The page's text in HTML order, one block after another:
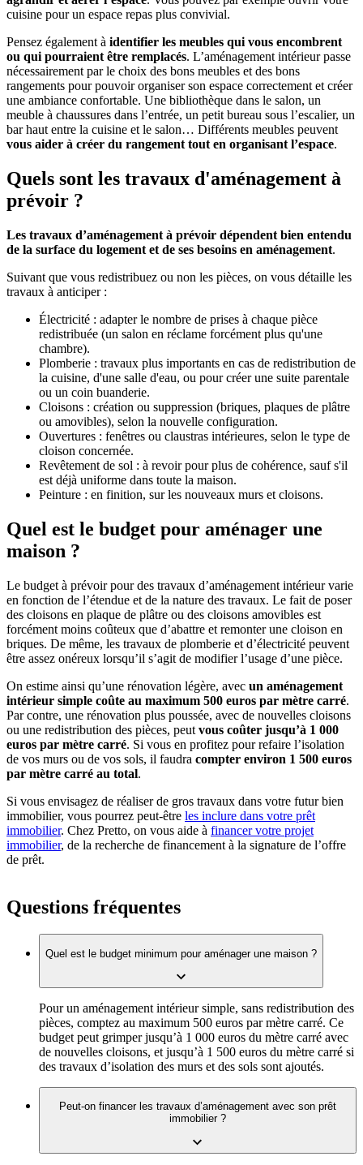
cuisine pour un espace repas plus convivial.
Pensez également à identifier les meubles qui vous encombrent
ou qui pourraient être remplacés. L’aménagement intérieur passe
nécessairement par le choix des bons meubles et des bons
rangements pour pouvoir organiser son espace correctement et créer
une ambiance confortable. Une bibliothèque dans le salon, un
meuble à chaussures dans l’entrée, un petit bureau sous l’escalier, un
bar haut entre la cuisine et le salon… Différents meubles peuvent
vous aider à créer du rangement tout en organisant l’espace.
Quels sont les travaux d'aménagement à
prévoir ?
Les travaux d’aménagement à prévoir dépendent bien entendu
de la surface du logement et de ses besoins en aménagement.
Suivant que vous redistribuez ou non les pièces, on vous détaille les
travaux à anticiper :
Électricité : adapter le nombre de prises à chaque pièce
redistribuée (un salon en réclame forcément plus qu'une
chambre).
Plomberie : travaux plus importants en cas de redistribution de
la cuisine, d'une salle d'eau, ou pour créer une suite parentale
ou un coin buanderie.
Cloisons : création ou suppression (briques, plaques de plâtre
ou amovibles), selon la nouvelle configuration.
Ouvertures : fenêtres ou claustras intérieures, selon le type de
cloison concernée.
Revêtement de sol : à revoir pour plus de cohérence, sauf s'il
est déjà uniforme dans toute la maison.
Peinture : en finition, sur les nouveaux murs et cloisons.
Quel est le budget pour aménager une
maison ?
Le budget à prévoir pour des travaux d’aménagement intérieur varie
en fonction de l’étendue et de la nature des travaux. Le fait de poser
des cloisons en plaque de plâtre ou des cloisons amovibles est
forcément moins coûteux que d’abattre et remonter une cloison en
briques. De même, les travaux de plomberie et d’électricité peuvent
être assez onéreux lorsqu’il s’agit de modifier l’usage d’une pièce.
On estime ainsi qu’une rénovation légère, avec un aménagement
intérieur simple coûte au maximum 500 euros par mètre carré.
Par contre, une rénovation plus poussée, avec de nouvelles cloisons
ou une redistribution des pièces, peut vous coûter jusqu’à 1 000
euros par mètre carré. Si vous en profitez pour refaire l’isolation
de vos murs ou de vos sols, il faudra compter environ 1 500 euros
par mètre carré au total.
Si vous envisagez de réaliser de gros travaux dans votre futur bien
immobilier, vous pourrez peut-être les inclure dans votre prêt
immobilier. Chez Pretto, on vous aide à financer votre projet
immobilier, de la recherche de financement à la signature de l’offre
de prêt.
Questions fréquentes
Quel est le budget minimum pour aménager une maison ?
Pour un aménagement intérieur simple, sans redistribution des
pièces, comptez au maximum 500 euros par mètre carré. Ce
budget peut grimper jusqu’à 1 000 euros du mètre carré avec
de nouvelles cloisons, et jusqu’à 1 500 euros du mètre carré si
des travaux d’isolation des murs et des sols sont ajoutés.
Peut-on financer les travaux d’aménagement avec son prêt
immobilier ?